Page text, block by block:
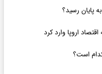
پایان رسید؟
اروپا وارد کرد